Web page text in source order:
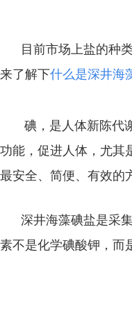
目前市场上盐的种类
来了解下什么是深井海
碘，是人体新陈代谢
功能，促进人体，尤其
最安全、简便、有效的
深井海藻碘盐是采集
素不是化学碘酸钾，而